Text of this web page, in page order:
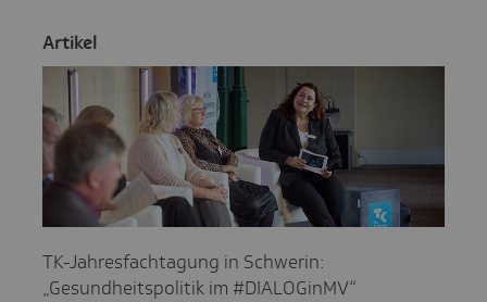
Artikel
TK-Jahresfachtagung in Schwerin:
„Gesundheitspolitik im #DIALOGinMV“